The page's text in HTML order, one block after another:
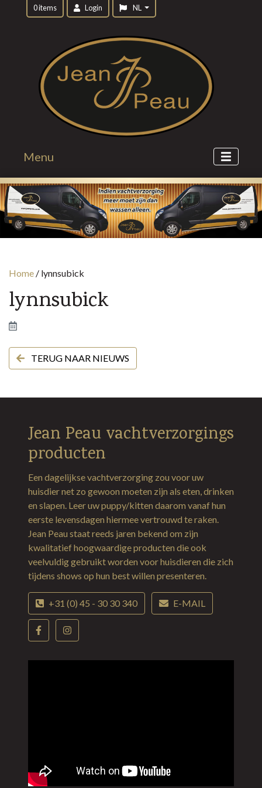
0 items Login NL
Menu
Home / lynnsubick
lynnsubick
TERUG NAAR NIEUWS
Jean Peau vachtverzorgings
producten
Een dagelijkse vachtverzorging zou voor uw
huisdier net zo gewoon moeten zijn als eten, drinken
en slapen. Leer uw puppy/kitten daarom vanaf hun
eerste levensdagen hiermee vertrouwd te raken.
Jean Peau staat reeds jaren bekend om zijn
kwalitatief hoogwaardige producten die ook
veelvuldig gebruikt worden voor huisdieren die zich
tijdens shows op hun best willen presenteren.
+31 (0) 45 - 30 30 340 E-MAIL